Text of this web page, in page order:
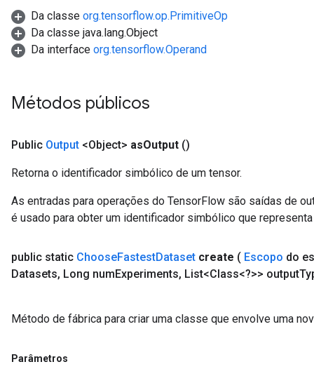
Da classe org.tensorflow.op.PrimitiveOp
Da classe java.lang.Object
Da interface org.tensorflow.Operand
Métodos públicos
Public Output <Object> asOutput ()
Retorna o identificador simbólico de um tensor.
As entradas para operações do TensorFlow são saídas de
é usado para obter um identificador simbólico que
public static ChooseFastestDataset create ( Escopo do
Datasets, Long numExperiments, List<Class<?>> output
Método de fábrica para criar uma classe que envolve uma
Parâmetros